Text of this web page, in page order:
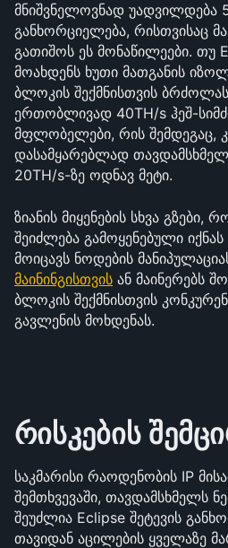
მნიშვნელოვნად უადვილდება
განხორციელება, რისთვისაც
გათიშოს ეს მონაწილეები. თუ
მოახდენს ხუთი მათგანის
ბლოკის შექმნისთვის
ერთობლივად 40TH/s ჰეშ-
მფლობელები, რის შემდეგაც,
დასამყარებლად
20TH/s-ზე ოდნავ მეტი.
ზიანის მიყენების სხვა
შეიძლება გამოყენებული იქნას
მოიცავს ნოდების
მაინინგისთვის ან მაინერებს
ბლოკის შექმნისთვის
გავლენის მოხდენას.
რისკების
საკმარისი რაოდენობის IP
შემთხვევაში, თავდამსხმელს
შეუძლია Eclipse შეტევის
თავიდან აცილების ყველაზე